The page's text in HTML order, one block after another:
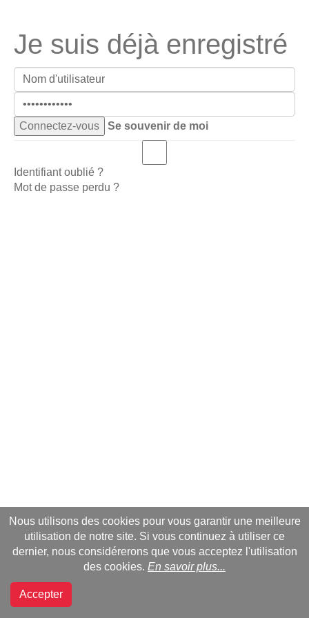
Je suis déjà enregistré
Se souvenir de moi
Identifiant oublié ?
Mot de passe perdu ?
Nous utilisons des cookies pour vous garantir une meilleure
utilisation de notre site. Si vous continuez à utiliser ce
dernier, nous considérerons que vous acceptez l'utilisation
des cookies. En savoir plus...
Accepter